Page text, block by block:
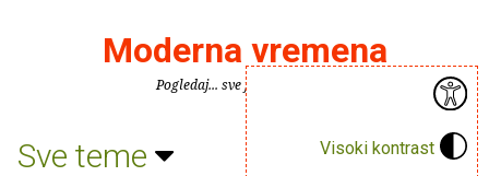
Visoki kontrast
Moderna vremena
Pogledaj... sve je puno knjiga.
Sve teme